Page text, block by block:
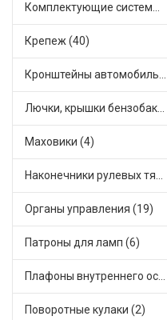
Комплектующие системы питания (12)
Крепеж (40)
Кронштейны автомобильные (4)
Лючки, крышки бензобака (6)
Маховики (4)
Наконечники рулевых тяг (30)
Органы управления (19)
Патроны для ламп (6)
Плафоны внутреннего освещения (1)
Поворотные кулаки (2)